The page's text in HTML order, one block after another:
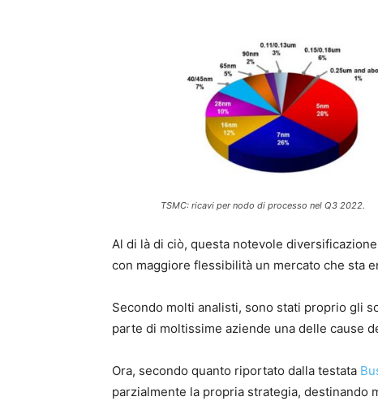
TSMC: ricavi per nodo di processo nel Q3 2022.
Al di là di ciò, questa notevole
con maggiore flessibilità un mercato che sta
Secondo molti analisti, sono stati proprio gli
parte di moltissime aziende una delle cause
Ora, secondo quanto riportato dalla testata
parzialmente la propria strategia, destinando